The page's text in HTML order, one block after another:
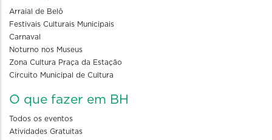
Arraial de Belô
Festivais Culturais Municipais
Carnaval
Noturno nos Museus
Zona Cultura Praça da Estação
Circuito Municipal de Cultura
O que fazer em BH
Todos os eventos
Atividades Gratuitas